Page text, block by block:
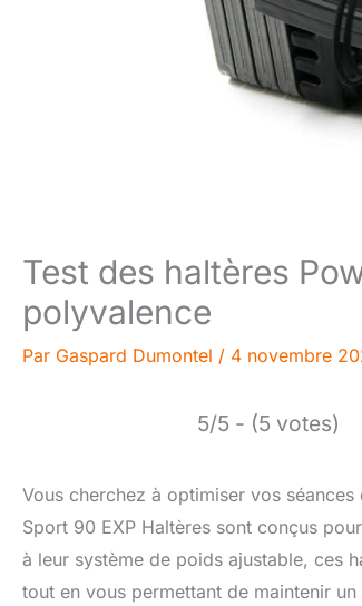
Test des haltères
polyvalence
Par Gaspard Dumontel / 4 novembre
5/5 - (5 votes)
Vous cherchez à optimiser vos
Sport 90 EXP Haltères sont conçus
à leur système de poids ajustable, ces
tout en vous permettant de maintenir